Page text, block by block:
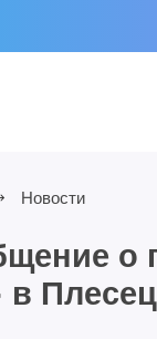
Новости
о